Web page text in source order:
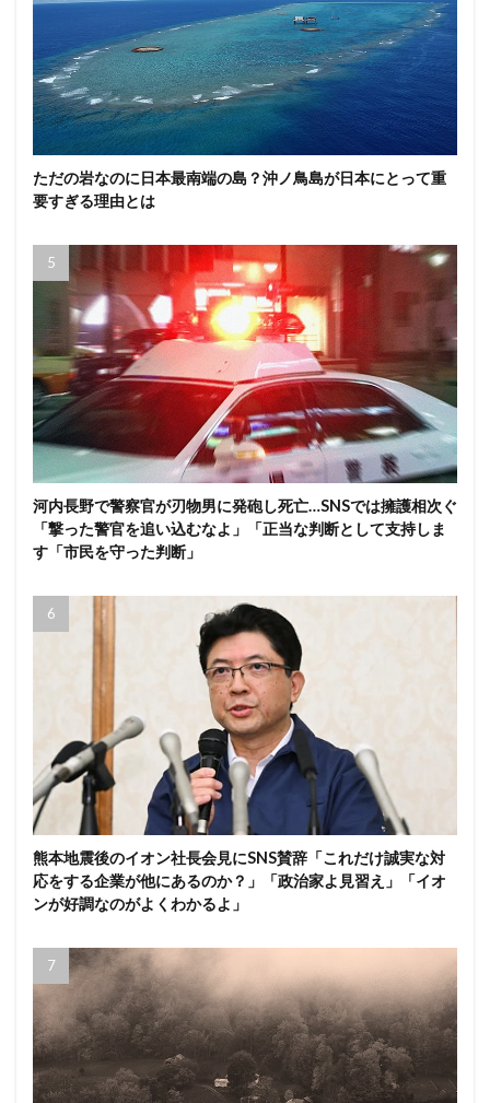
ただの岩なのに日本最南端の島？沖ノ鳥島が日本にとって重
要すぎる理由とは
河内長野で警察官が刃物男に発砲し死亡…SNSでは擁護相次ぐ
「撃った警官を追い込むなよ」「正当な判断として支持しま
す「市民を守った判断」
熊本地震後のイオン社長会見にSNS賛辞「これだけ誠実な対
応をする企業が他にあるのか？」「政治家よ見習え」「イオ
ンが好調なのがよくわかるよ」